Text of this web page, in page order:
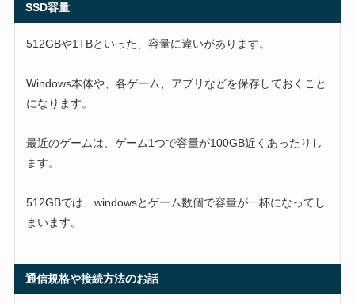
SSD容量
512GBや1TBといった、容量に違いがあります。
Windows本体や、各ゲーム、アプリなどを保存しておくこと
になります。
最近のゲームは、ゲーム1つで容量が100GB近くあったりし
ます。
512GBでは、windowsとゲーム数個で容量が一杯になってし
まいます。
通信規格や接続方法のお話